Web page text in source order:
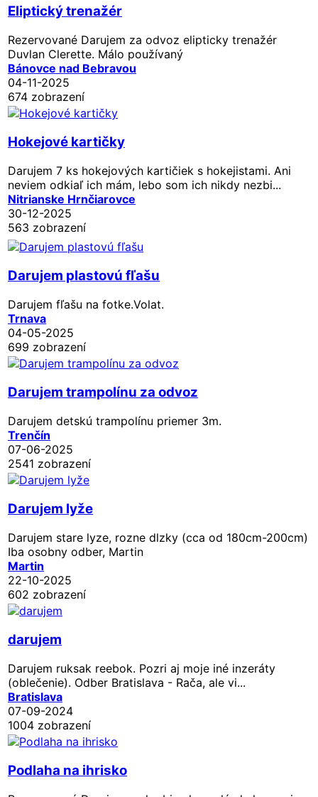
Eliptický trenažér
Rezervované Darujem za odvoz elipticky trenažér
Duvlan Clerette. Málo používaný
Bánovce nad Bebravou
04-11-2025
674 zobrazení
Hokejové kartičky
Darujem 7 ks hokejových kartičiek s hokejistami. Ani
neviem odkiaľ ich mám, lebo som ich nikdy nezbi...
Nitrianske Hrnčiarovce
30-12-2025
563 zobrazení
Darujem plastovú fľašu
Darujem fľašu na fotke.Volat.
Trnava
04-05-2025
699 zobrazení
Darujem trampolínu za odvoz
Darujem detskú trampolínu priemer 3m.
Trenčín
07-06-2025
2541 zobrazení
Darujem lyže
Darujem stare lyze, rozne dlzky (cca od 180cm-200cm)
Iba osobny odber, Martin
Martin
22-10-2025
602 zobrazení
darujem
Darujem ruksak reebok. Pozri aj moje iné inzeráty
(oblečenie). Odber Bratislava - Rača, ale vi...
Bratislava
07-09-2024
1004 zobrazení
Podlaha na ihrisko